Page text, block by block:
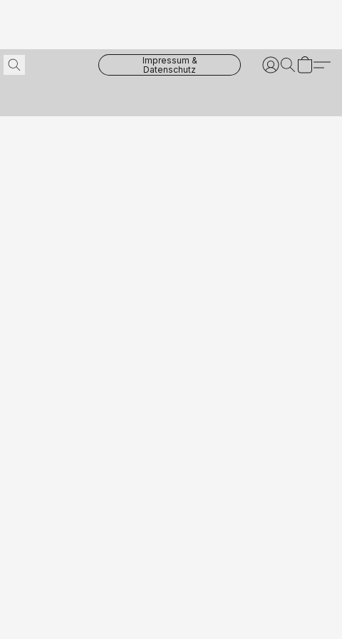
Impressum &
Datenschutz